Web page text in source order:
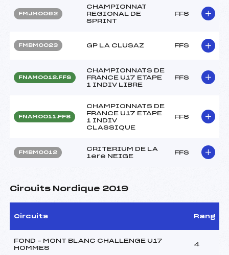
FMJM0062
CHAMPIONNAT
REGIONAL DE
SPRINT
FFS
FMBM0023 GP LA CLUSAZ FFS
FNAM0012.FFS
CHAMPIONNATS DE
FRANCE U17 ETAPE
1 INDIV LIBRE
FFS
FNAM0011.FFS
CHAMPIONNATS DE
FRANCE U17 ETAPE
1 INDIV
CLASSIQUE
FFS
FMBM0012
CRITERIUM DE LA
1ere NEIGE
FFS
Circuits Nordique 2019
Circuits Rang
FOND – MONT BLANC CHALLENGE U17
HOMMES
4